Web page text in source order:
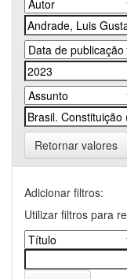
Retornar valores
Adicionar filtros:
Utilizar filtros para